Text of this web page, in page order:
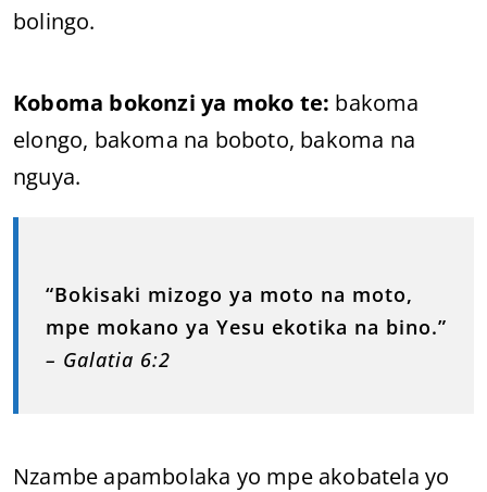
bolingo.
Koboma bokonzi ya moko te: bakoma
elongo, bakoma na boboto, bakoma na
nguya.
“Bokisaki mizogo ya moto na moto,
mpe mokano ya Yesu ekotika na bino.”
– Galatia 6:2
Nzambe apambolaka yo mpe akobatela yo